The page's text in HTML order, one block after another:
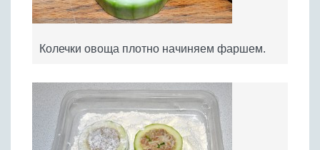
Колечки овоща плотно начиняем фаршем.